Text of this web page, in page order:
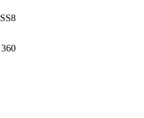
SS8
360